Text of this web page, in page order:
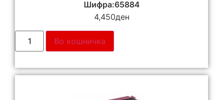
Шифра:65884
4,450ден
Во кошничка